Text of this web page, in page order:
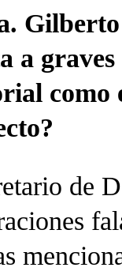
a
como
de